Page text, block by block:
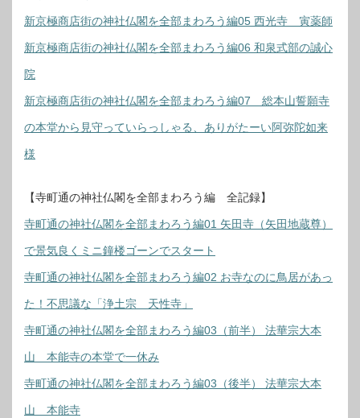
新京極商店街の神社仏閣を全部まわろう編05 西光寺 寅薬師
新京極商店街の神社仏閣を全部まわろう編06 和泉式部の誠心
院
新京極商店街の神社仏閣を全部まわろう編07 総本山誓願寺
の本堂から見守っていらっしゃる、ありがたーい阿弥陀如来
様
【寺町通の神社仏閣を全部まわろう編 全記録】
寺町通の神社仏閣を全部まわろう編01 矢田寺（矢田地蔵尊）
で景気良くミニ鐘楼ゴーンでスタート
寺町通の神社仏閣を全部まわろう編02 お寺なのに鳥居があっ
た！不思議な「浄土宗 天性寺」
寺町通の神社仏閣を全部まわろう編03（前半） 法華宗大本
山 本能寺の本堂で一休み
寺町通の神社仏閣を全部まわろう編03（後半） 法華宗大本
山 本能寺